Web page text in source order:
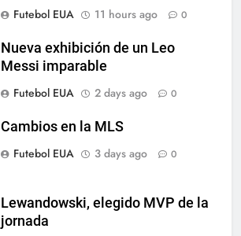
Futebol EUA
11 hours ago 0
Nueva exhibición de un Leo
Messi imparable
Futebol EUA
2 days ago 0
Cambios en la MLS
Futebol EUA
3 days ago 0
Lewandowski, elegido MVP de la
jornada
é conhecida
SPORTS
Exibição: duas assistências de
Leo Messi e hat-trick de Luis
SPORTS
Austin dispensa sua equipe
espanhola